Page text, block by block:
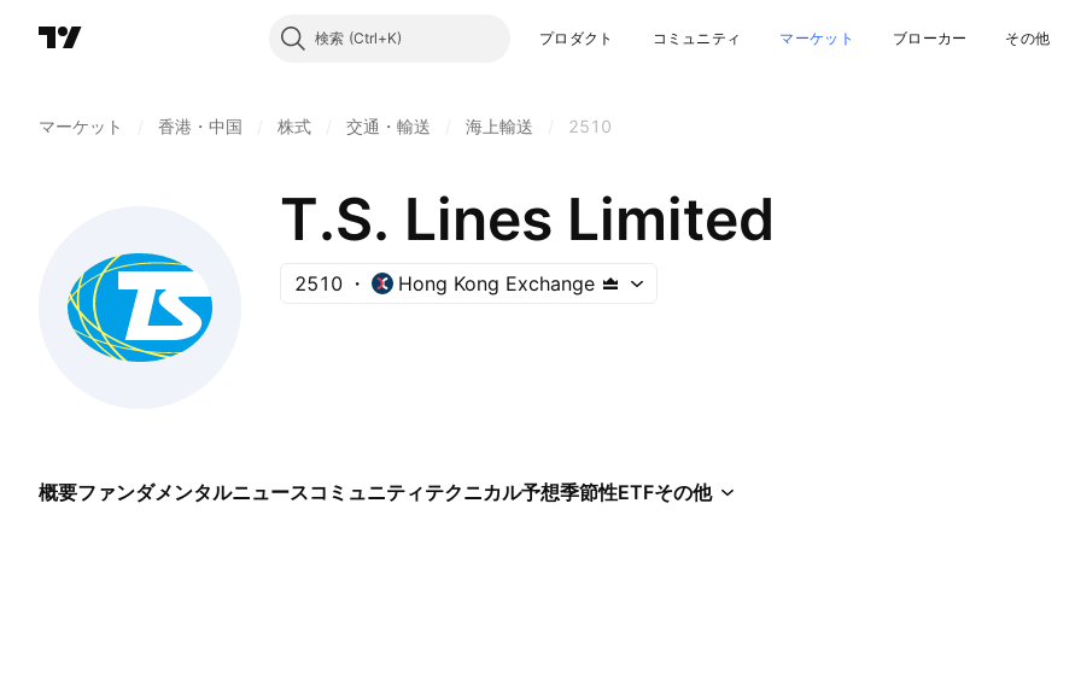
検索 プロダクト コミュニティ マーケット ブローカー その他
マーケット 香港・中国 株式 交通・輸送 海上輸送 2510
T.S. Lines Limited
2510 Hong Kong Exchange
概要ファンダメンタルニュースコミュニティテクニカル予想季節性ETFその他